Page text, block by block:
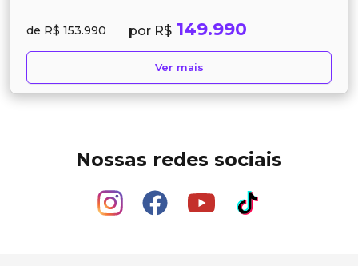
de R$ 153.990 por R$ 149.990
Ver mais
Nossas redes sociais